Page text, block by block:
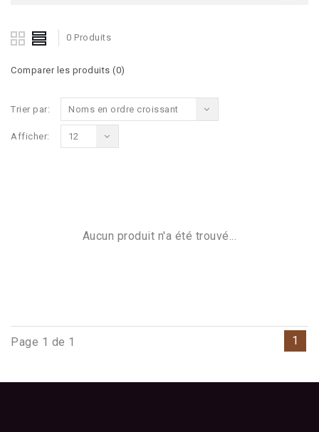
0 Produits
Comparer les produits (0)
Trier par: Noms en ordre croissant
Afficher: 12
Aucun produit n'a été trouvé...
Page 1 de 1 1